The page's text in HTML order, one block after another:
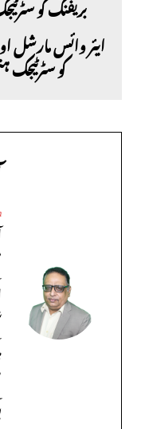
ایئر وائس مارشل
کو